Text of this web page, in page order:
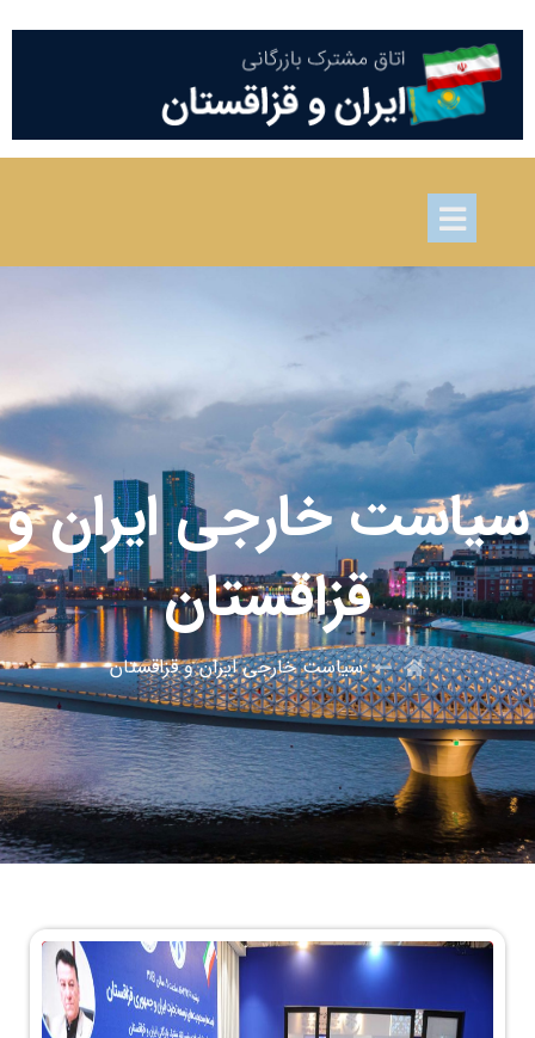
سیاست خارجی ایران و
قزاقستان
سیاست خارجی ایران و قزاقستان